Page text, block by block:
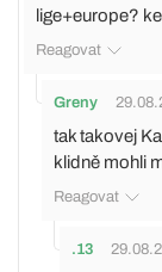
lige+europe?
Reagovat
Greny
tak takovej
klidně mohli
Reagovat
.13